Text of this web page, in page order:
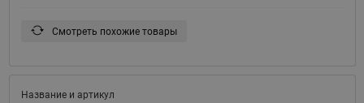
Смотреть похожие товары